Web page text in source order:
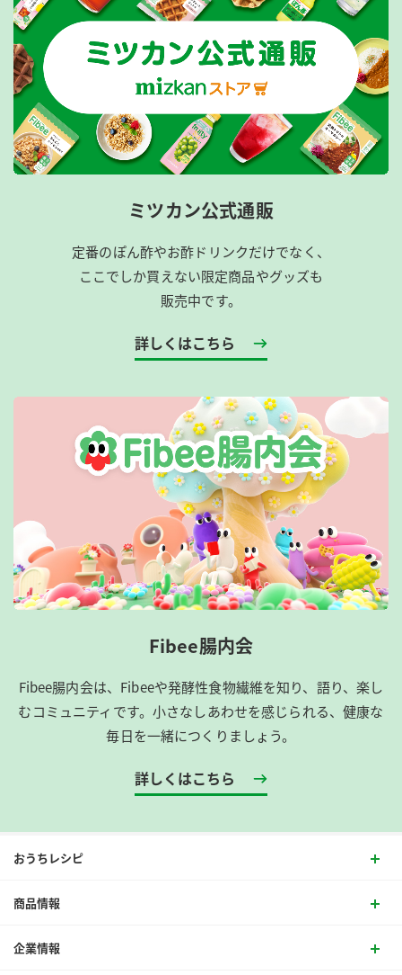
ミツカン公式通販
定番のぽん酢やお酢ドリンクだけでなく、
ここでしか買えない限定商品やグッズも
販売中です。
詳しくはこちら
Fibee腸内会
Fibee腸内会は、​Fibeeや発酵性食物繊維を知り、語り、楽し
むコミュニティです。​小さなしあわせを感じられる、健康な
毎日を一緒につくりましょう。
詳しくはこちら
おうちレシピ
商品情報
企業情報